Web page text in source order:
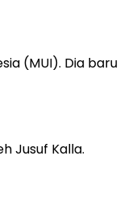
(MUI). Dia baru
Jusuf Kalla.